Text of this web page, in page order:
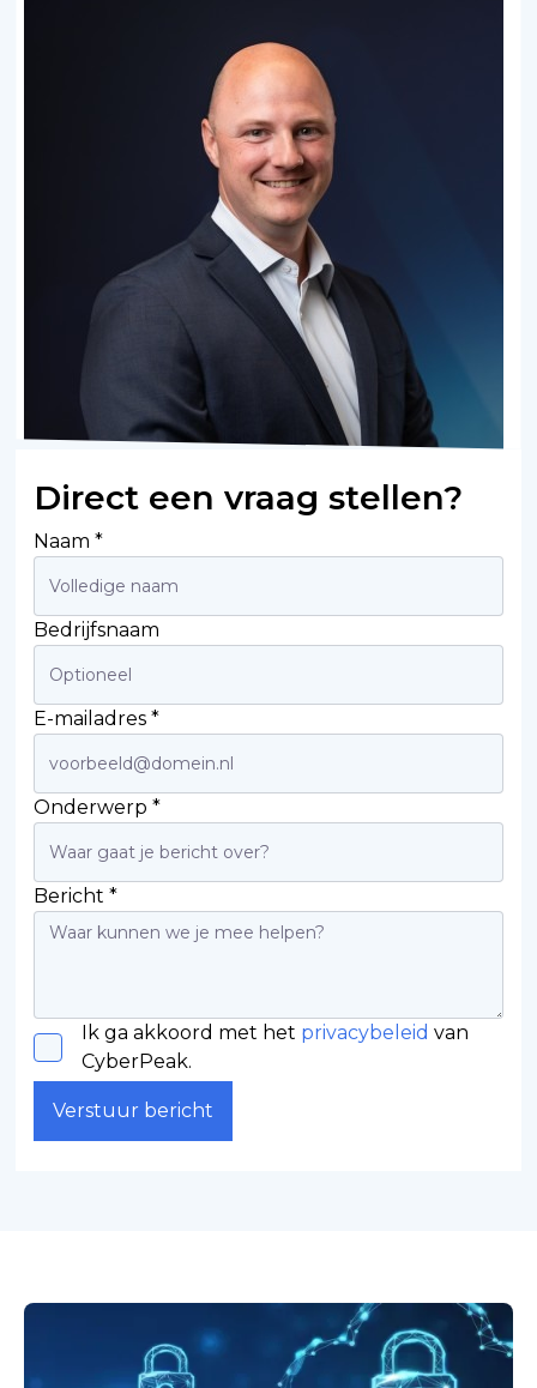
Direct een vraag stellen?
Naam *
Bedrijfsnaam
E-mailadres *
Onderwerp *
Bericht *
Ik ga akkoord met het privacybeleid van
CyberPeak.